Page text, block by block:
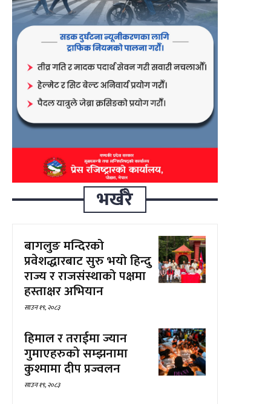
भर्खरै
बागलुङ मन्दिरको
प्रवेशद्धारबाट सुरु भयो हिन्दु
राज्य र राजसंस्थाको पक्षमा
हस्ताक्षर अभियान
साउन १९, २०८३
हिमाल र तराईमा ज्यान
गुमाएहरुको सम्झनामा
कुश्मामा दीप प्रज्वलन
साउन १९, २०८३